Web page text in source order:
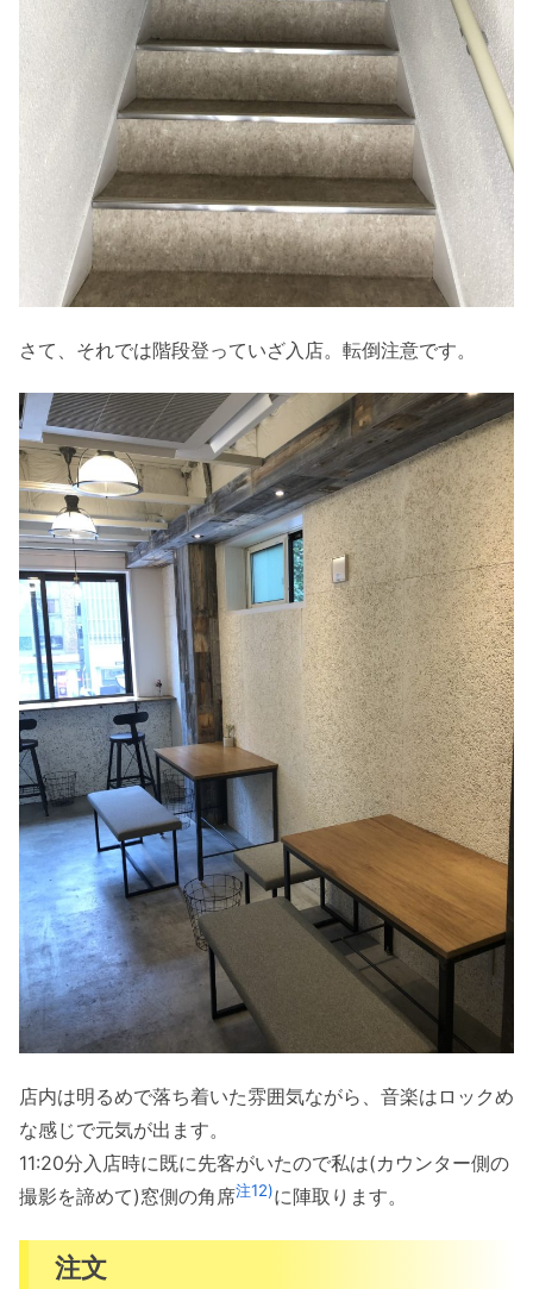
さて、それでは階段登っていざ入店。転倒注意です。
店内は明るめで落ち着いた雰囲気ながら、音楽はロックめ
な感じで元気が出ます。
11:20分入店時に既に先客がいたので私は(カウンター側の
撮影を諦めて)窓側の角席注12)に陣取ります。
注文